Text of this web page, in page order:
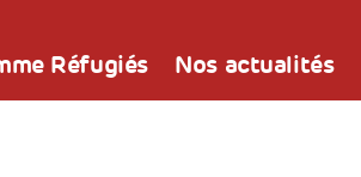
Réfugiés Nos actualités